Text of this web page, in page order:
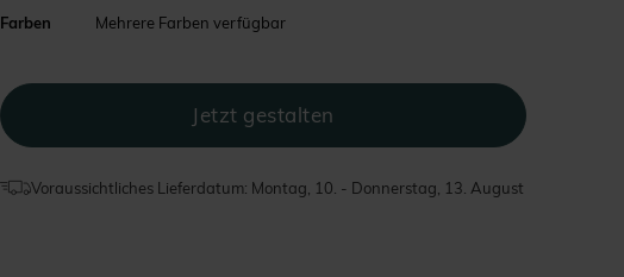
Farben Mehrere Farben verfügbar
Voraussichtliches Lieferdatum: Montag, 10. - Donnerstag, 13. August